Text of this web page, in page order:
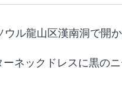
ウル龍山区漢南洞で開
ーネックドレスに黒